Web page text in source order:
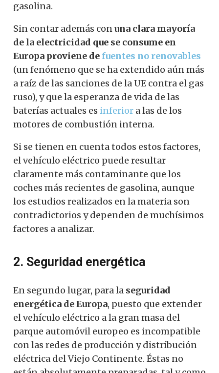
gasolina.
Sin contar además conuna clara mayoría
de la electricidad que se consume en
Europa proviene de fuentes no renovables
(un fenómeno que se ha extendido aún más
a raíz de las sanciones de la UE contra el gas
ruso), y que la esperanza de vida de las
baterías actuales es inferior a las de los
motores de combustión interna.
Si se tienen en cuenta todos estos factores,
el vehículo eléctrico puede resultar
claramente más contaminante que los
coches más recientes de gasolina, aunque
los estudios realizados en la materia son
contradictorios y dependen de muchísimos
factores a analizar.
2. Seguridad energética
En segundo lugar, para la seguridad
energética de Europa, puesto que extender
el vehículo eléctrico a la gran masa del
parque automóvil europeo es incompatible
con las redes de producción y distribución
eléctrica del Viejo Continente. Éstas no